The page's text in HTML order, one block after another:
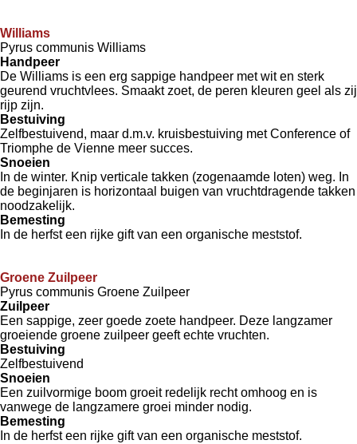
Williams
Pyrus communis Williams
Handpeer
De Williams is een erg sappige handpeer met wit en sterk
geurend vruchtvlees. Smaakt zoet, de peren kleuren geel als zij
rijp zijn.
Bestuiving
Zelfbestuivend, maar d.m.v. kruisbestuiving met Conference of
Triomphe de Vienne meer succes.
Snoeien
In de winter. Knip verticale takken (zogenaamde loten) weg. In
de beginjaren is horizontaal buigen van vruchtdragende takken
noodzakelijk.
Bemesting
In de herfst een rijke gift van een organische meststof.
Groene Zuilpeer
Pyrus communis Groene Zuilpeer
Zuilpeer
Een sappige, zeer goede zoete handpeer. Deze langzamer
groeiende groene zuilpeer geeft echte vruchten.
Bestuiving
Zelfbestuivend
Snoeien
Een zuilvormige boom groeit redelijk recht omhoog en is
vanwege de langzamere groei minder nodig.
Bemesting
In de herfst een rijke gift van een organische meststof.